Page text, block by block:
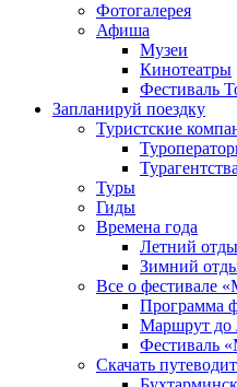
Фотогалерея
Афиша
Музеи
Кинотеатры
Фестиваль
Запланируй поездку
Туристские
Турагентства
Туры
Гиды
Времена года
Летний
Зимний
Все о фестивале
Программа
Маршрут до
Фестиваль
Скачать